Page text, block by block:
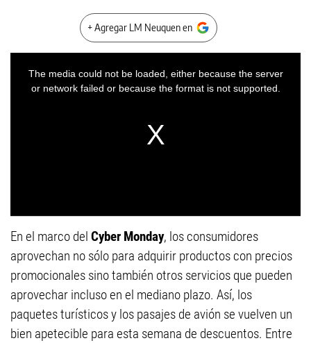
+ Agregar LM Neuquen en
The media could not be loaded, either because the server
or network failed or because the format is not supported.
En el marco del Cyber Monday, los consumidores
aprovechan no sólo para adquirir productos con precios
promocionales sino también otros servicios que pueden
aprovechar incluso en el mediano plazo. Así, los
paquetes turísticos y los pasajes de avión se vuelven un
bien apetecible para esta semana de descuentos. Entre